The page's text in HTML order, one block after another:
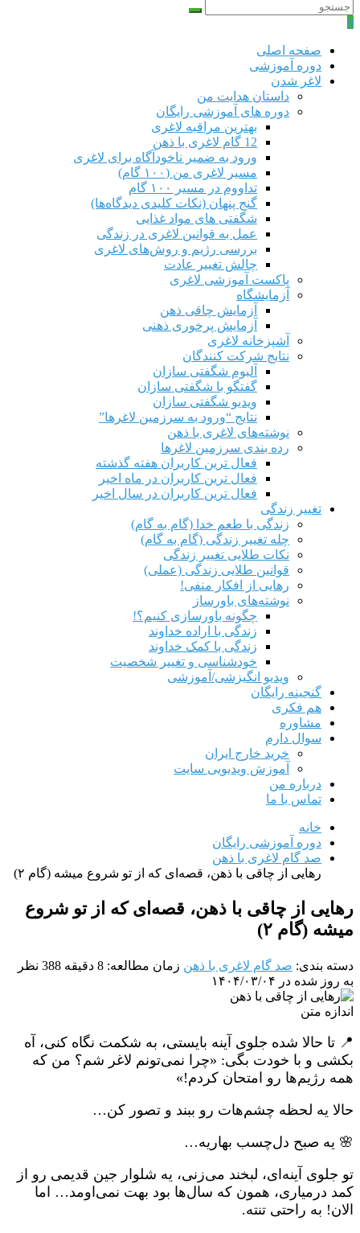
0
صفحه اصلی
دوره‌ آموزشی
لاغر شدن
داستان هدایت من
دوره های آموزشی رایگان
بهترین مراقبه لاغری
12 گام لاغری با ذهن
ورود به ضمیر ناخودآگاه برای لاغری
مسیر لاغری من (۱۰۰ گام)
تداووم در مسیر ۱۰۰ گام
گنج پنهان (نکات کلیدی دیدگاه‌ها)
شگفتی های مواد غذایی
عمل به قوانین لاغری در زندگی
بررسی رژیم‌ و روش‌های لاغری
چالش تغییر عادت
پاکست آموزشی لاغری
آزمایشگاه
آزمایش چاقی ذهن
آزمایش پرخوری ذهنی
آشپزخانه لاغری
نتایج شرکت کنندگان
آلبوم شگفتی سازان
گفتگو با شگفتی سازان
ویدیو شگفتی سازان
نتایج “ورود به سرزمین لاغرها”
نوشته‌های لاغری با ذهن
رده بندی سرزمین لاغرها
فعال ترین کاربران هفته گذشته
فعال ترین کاربران در ماه اخیر
فعال ترین کاربران در سال اخیر
تغییر زندگی
زندگی با طعم خدا (گام به گام)
چله تغییر زندگی (گام به گام)
نکات طلایی تغییر زندگی
قوانین طلایی زندگی (عملی)
رهایی از افکار منفی!
نوشته‌های باورساز
چگونه باورسازی کنیم؟!
زندگی با اراده خداوند
زندگی با کمک خداوند
خودشناسی و تغییر شخصیت
ویدیو انگیزشی/آموزشی
گنجینه رایگان
هم‌ فکری
مشاوره
سوال دارم
خرید خارج ایران
آموزش ویدیویی سایت
درباره من
تماس با ما
خانه
دوره آموزشی رایگان
صد گام لاغری با ذهن
رهایی از چاقی با ذهن، قصه‌ای که از تو شروع میشه (گام ۲)
رهایی از چاقی با ذهن، قصه‌ای که از تو شروع
میشه (گام ۲)
دسته بندی: صد گام لاغری با ذهن زمان مطالعه: 8 دقیقه
388 نظر
به روز شده در ۱۴۰۴/۰۳/۰۴
اندازه متن
📍 تا حالا شده جلوی آینه بایستی، به شکمت نگاه کنی، آه
بکشی و با خودت بگی: «چرا نمی‌تونم لاغر شم؟ من که
همه رژیم‌ها رو امتحان کردم!»
حالا یه لحظه چشم‌هات رو ببند و تصور کن…
🌸 یه صبح دل‌چسب بهاریه…
تو جلوی آینه‌ای، لبخند می‌زنی، یه شلوار جین قدیمی رو از
کمد درمیاری، همون که سال‌ها بود بهت نمی‌اومد… اما
الان! به راحتی تنته.